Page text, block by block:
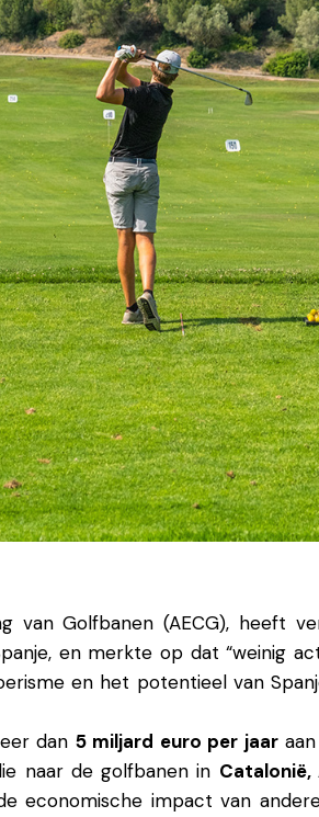
van Golfbanen(AECG), heeft
en merkte op dat “weinig
en het potentieel van
dan 5 miljard euro per jaar
naar degolfbanen in Catalonië,
economische impactvan